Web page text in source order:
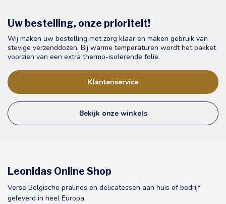
Uw bestelling, onze prioriteit!
Wij maken uw bestelling met zorg klaar en maken gebruik van
stevige verzenddozen. Bij warme temperaturen wordt het pakket
voorzien van een extra thermo-isolerende folie.
Klantenservice
Bekijk onze winkels
Leonidas Online Shop
Verse Belgische pralines en delicatessen aan huis of bedrijf
geleverd in heel Europa.